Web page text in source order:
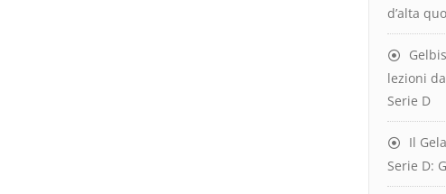
d’alta
lezioni
Serie D
Il
Serie D: